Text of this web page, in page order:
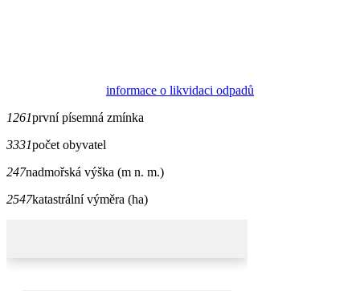
informace o likvidaci odpadů
1261první písemná zmínka
3331počet obyvatel
247nadmořská výška (m n. m.)
2547katastrální výměra (ha)